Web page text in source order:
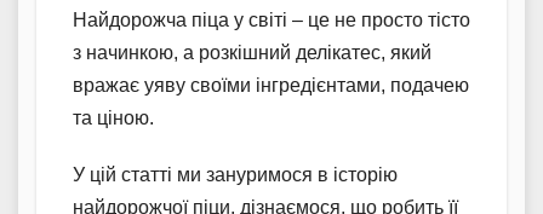
Найдорожча піца у світі – це не просто тісто
з начинкою, а розкішний делікатес, який
вражає уяву своїми інгредієнтами, подачею
та ціною.
У цій статті ми зануримося в історію
найдорожчої піци, дізнаємося, що робить її